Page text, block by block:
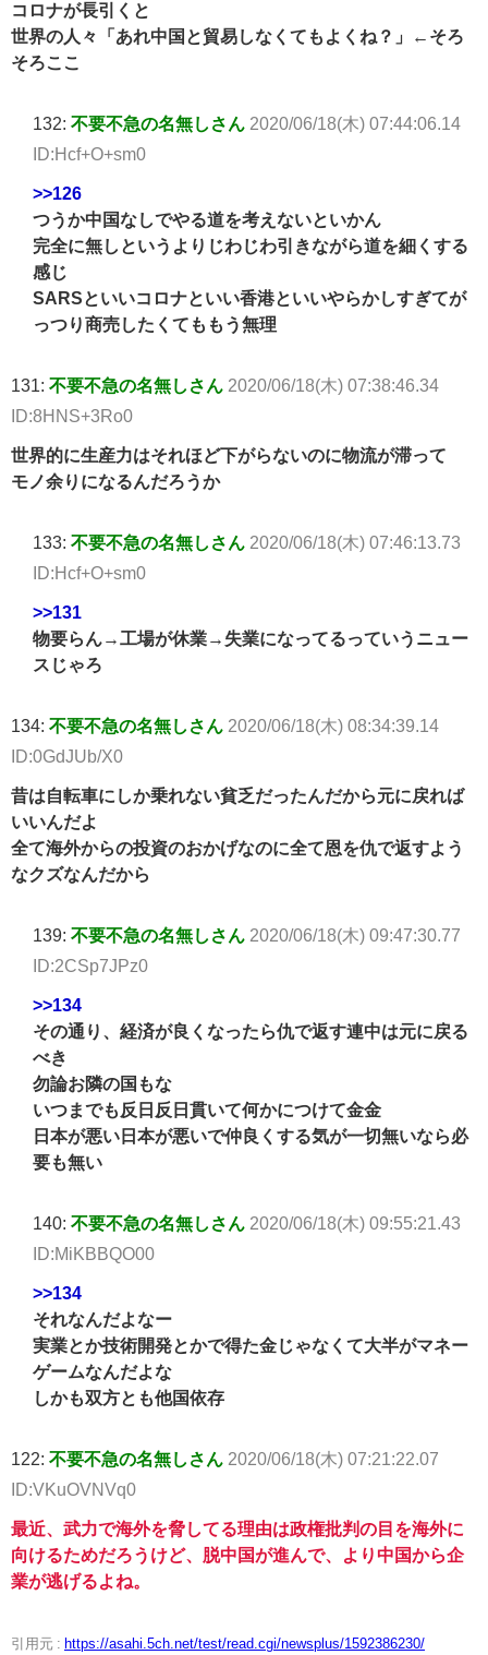
コロナが長引くと
世界の人々「あれ中国と貿易しなくてもよくね？」←そろ
そろここ
132: 不要不急の名無しさん 2020/06/18(木) 07:44:06.14
ID:Hcf+O+sm0
>>126
つうか中国なしでやる道を考えないといかん
完全に無しというよりじわじわ引きながら道を細くする
感じ
SARSといいコロナといい香港といいやらかしすぎてが
っつり商売したくてももう無理
131: 不要不急の名無しさん 2020/06/18(木) 07:38:46.34
ID:8HNS+3Ro0
世界的に生産力はそれほど下がらないのに物流が滞って
モノ余りになるんだろうか
133: 不要不急の名無しさん 2020/06/18(木) 07:46:13.73
ID:Hcf+O+sm0
>>131
物要らん→工場が休業→失業になってるっていうニュー
スじゃろ
134: 不要不急の名無しさん 2020/06/18(木) 08:34:39.14
ID:0GdJUb/X0
昔は自転車にしか乗れない貧乏だったんだから元に戻れば
いいんだよ
全て海外からの投資のおかげなのに全て恩を仇で返すよう
なクズなんだから
139: 不要不急の名無しさん 2020/06/18(木) 09:47:30.77
ID:2CSp7JPz0
>>134
その通り、経済が良くなったら仇で返す連中は元に戻る
べき
勿論お隣の国もな
いつまでも反日反日貫いて何かにつけて金金
日本が悪い日本が悪いで仲良くする気が一切無いなら必
要も無い
140: 不要不急の名無しさん 2020/06/18(木) 09:55:21.43
ID:MiKBBQO00
>>134
それなんだよなー
実業とか技術開発とかで得た金じゃなくて大半がマネー
ゲームなんだよな
しかも双方とも他国依存
122: 不要不急の名無しさん 2020/06/18(木) 07:21:22.07
ID:VKuOVNVq0
最近、武力で海外を脅してる理由は政権批判の目を海外に
向けるためだろうけど、脱中国が進んで、より中国から企
業が逃げるよね。
引用元 : https://asahi.5ch.net/test/read.cgi/newsplus/1592386230/